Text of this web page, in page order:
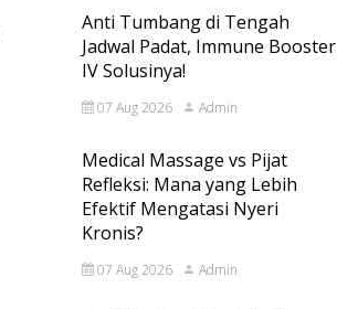
Anti Tumbang di Tengah
Jadwal Padat, Immune Booster
IV Solusinya!
07 Aug 2026 Admin
Medical Massage vs Pijat
Refleksi: Mana yang Lebih
Efektif Mengatasi Nyeri
Kronis?
07 Aug 2026 Admin